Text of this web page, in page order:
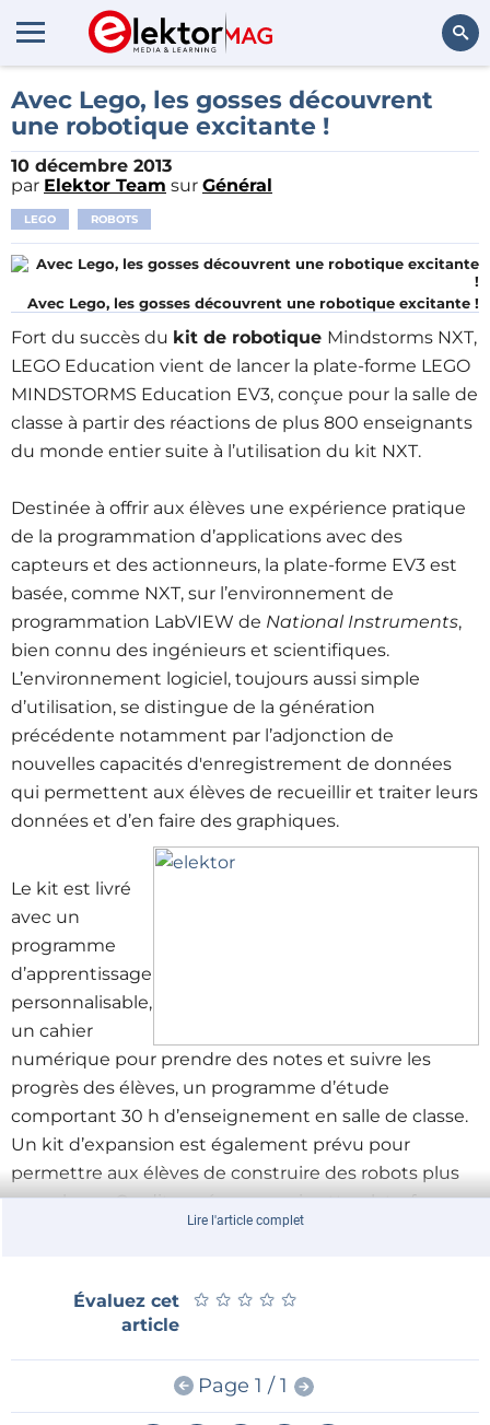
Rechercher
Avec Lego, les gosses découvrent
une robotique excitante !
10 décembre 2013
par Elektor Team sur Général
LEGO ROBOTS
Avec Lego, les gosses découvrent une robotique excitante !
Fort du succès du kit de robotique Mindstorms NXT,
LEGO Education vient de lancer la plate-forme LEGO
MINDSTORMS Education EV3, conçue pour la salle de
classe à partir des réactions de plus 800 enseignants
du monde entier suite à l’utilisation du kit NXT.
Destinée à offrir aux élèves une expérience pratique
de la programmation d’applications avec des
capteurs et des actionneurs, la plate-forme EV3 est
basée, comme NXT, sur l’environnement de
programmation LabVIEW de National Instruments,
bien connu des ingénieurs et scientifiques.
L’environnement logiciel, toujours aussi simple
d’utilisation, se distingue de la génération
précédente notamment par l’adjonction de
nouvelles capacités d'enregistrement de données
qui permettent aux élèves de recueillir et traiter leurs
données et d’en faire des graphiques.
Le kit est livré
avec un
programme
d’apprentissage
personnalisable,
un cahier
numérique pour prendre des notes et suivre les
progrès des élèves, un programme d’étude
comportant 30 h d’enseignement en salle de classe.
Un kit d’expansion est également prévu pour
permettre aux élèves de construire des robots plus
complexes. On dit « prévu », car si cette plate-forme
peut être pré-commandée, il faudra attendre le
Lire l'article complet
Évaluez cet
article
★ ★ ★ ★ ★
★ ★ ★ ★ ★
Page 1 / 1